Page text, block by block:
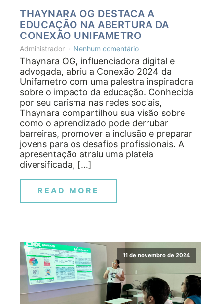
THAYNARA OG DESTACA A
EDUCAÇÃO NA ABERTURA DA
CONEXÃO UNIFAMETRO
Administrador Nenhum comentário
Thaynara OG, influenciadora digital e
advogada, abriu a Conexão 2024 da
Unifametro com uma palestra inspiradora
sobre o impacto da educação. Conhecida
por seu carisma nas redes sociais,
Thaynara compartilhou sua visão sobre
como o aprendizado pode derrubar
barreiras, promover a inclusão e preparar
jovens para os desafios profissionais. A
apresentação atraiu uma plateia
diversificada, […]
READ MORE
11 de novembro de 2024